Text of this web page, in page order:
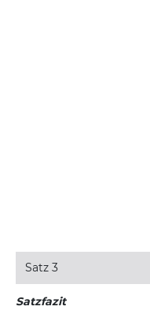
Satz 3
Satzfazit